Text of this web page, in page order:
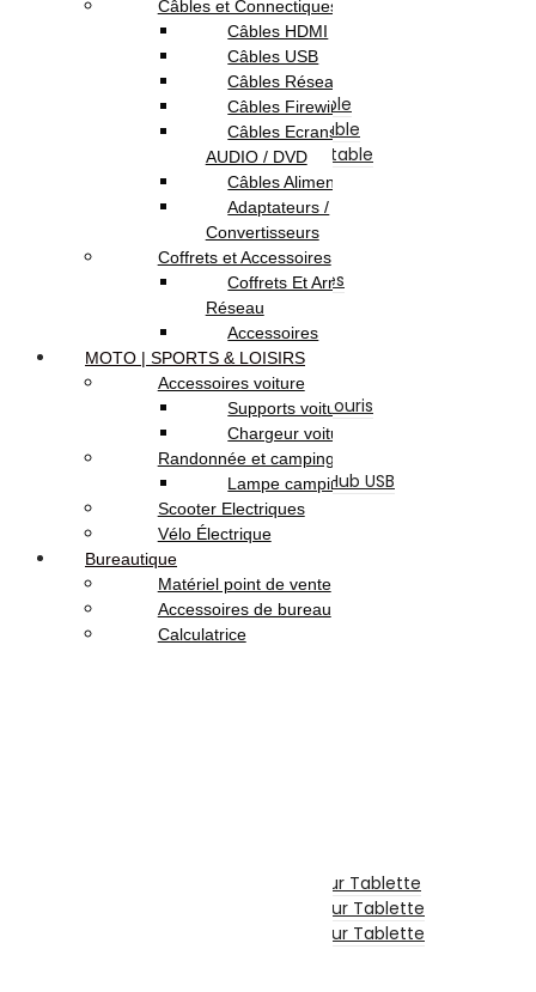
Barette Mémoire
Carte Mère
Carte Graphique
Clavier Pour Pc Portable
Batterie Pour Pc Portable
Chargeur Pour Pc Portable
Boite D’alimentation
Boitier
Lecteur & Graveur
Divers
Accessoires et Périphériques
Casque & Écouteur
Sacoche & Sac A Dos
Souris
Claviers
Ensemble Clavier et Souris
Tapis De Souris
Refroidisseur
Lecteur De Cartes & Hub USB
Accessoires Ecran
Accessoires Gaming
Webcam
Logiciels
Sécurité
Microsoft
Etui De Protection Pour Tablette
Chargeur Et Cable Pour Tablette
Film De Protection Pour Tablette
Câbles et Connectiques
Câbles HDMI
Câbles USB
Câbles Réseau
Câbles Firewire
Câbles Ecrans TV /
AUDIO / DVD
Câbles Alimentation
Adaptateurs /
Convertisseurs
Coffrets et Accessoires
Coffrets Et Armoires
Réseau
Accessoires
MOTO | SPORTS & LOISIRS
Accessoires voiture
Supports voiture
Chargeur voiture
Randonnée et camping
Lampe camping
Scooter Electriques
Vélo Électrique
Bureautique
Matériel point de vente
Accessoires de bureau
Calculatrice